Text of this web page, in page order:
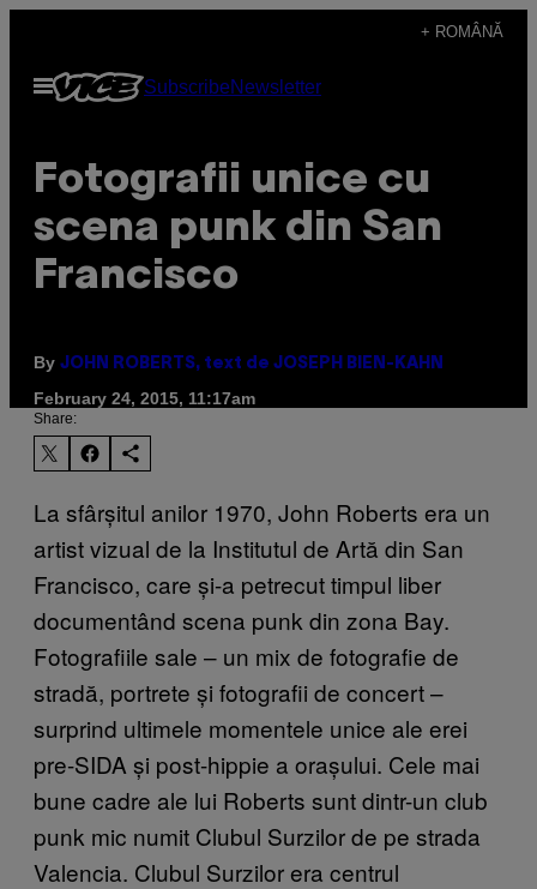
content
+ ROMÂNĂ
Open
Menu
SubscribeNewsletter
Fotografii unice cu
scena punk din San
Francisco
By JOHN ROBERTS, text de JOSEPH BIEN-KAHN
February 24, 2015, 11:17am
Share:
La sfârșitul anilor 1970, John Roberts era un
artist vizual de la Institutul de Artă din San
Francisco, care și-a petrecut timpul liber
documentând scena punk din zona Bay.
Fotografiile sale – un mix de fotografie de
stradă, portrete și fotografii de concert –
surprind ultimele momentele unice ale erei
pre-SIDA și post-hippie a orașului. Cele mai
bune cadre ale lui Roberts sunt dintr-un club
punk mic numit Clubul Surzilor de pe strada
Valencia. Clubul Surzilor era centrul